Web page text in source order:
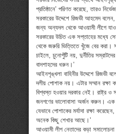
প্রতিষ্ঠানে’ পরিণত করেছে, তারও
সরকারের উদ্দেশে রিজভী আহমেদ বলেন,
জন্য অন্যদল থেকে আওয়ামী লীগে
সরকারের উচিত এক সপ্তাহের মধ্যে
থেকে জরুরি ভিত্তিতে খুঁজে বের করা।
চাইলে, চুনোপুঁটি নয়, দুর্নীতির
বাদশাহদের ধরুন।’
আইনশৃঙ্খলা বাহিনীর উদ্দেশে রিজভী
দলীয় পোশাক নয়। এটার সম্মান রক্ষা
বিশ্বস্ত হওয়ার দরকার নেই। রাষ্ট্র ও
জনগণের ভালোবাসা অর্জন করুন। এক
যেভাবে পোশাকের মর্যাদা রক্ষা
অনেক কিছু শেখার আছে।’
আওয়ামী লীগ নেতাদের কড়া